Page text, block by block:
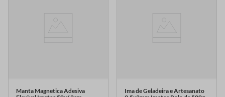
Manta Magnetica Adesiva
Ima de Geladeira e Artesanato